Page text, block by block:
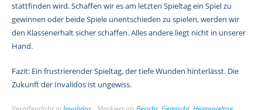
stattfinden wird. Schaffen wir es am letzten Spieltag ein Spiel zu
gewinnen oder beide Spiele unentschieden zu spielen, werden wir
den Klassenerhalt sicher schaffen. Alles andere liegt nicht in unserer
Hand.
Fazit: Ein frustrierender Spieltag, der tiefe Wunden hinterlässt. Die
Zukunft der Invalidos ist ungewiss.